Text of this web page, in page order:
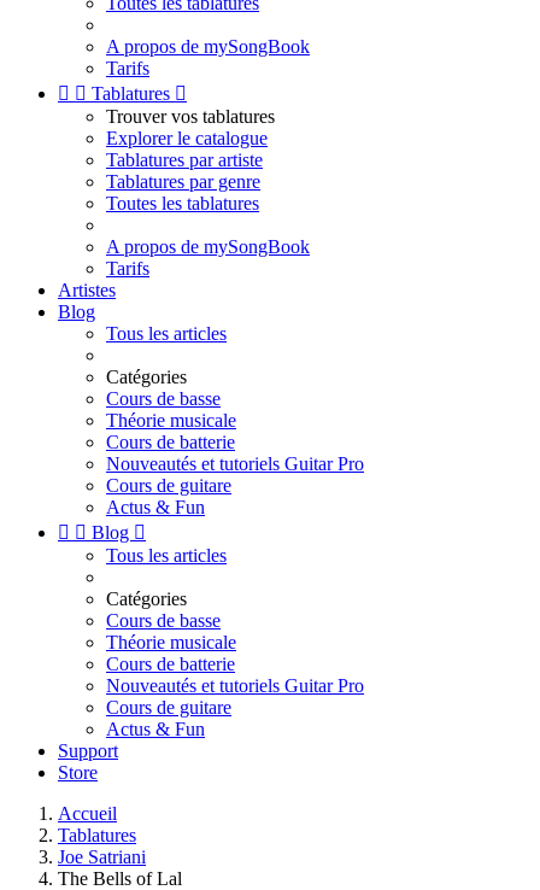
A propos de mySongBook
Tarifs
  Tablatures 
Trouver vos tablatures
Explorer le catalogue
Tablatures par artiste
Tablatures par genre
Toutes les tablatures
A propos de mySongBook
Tarifs
Artistes
Blog
Tous les articles
Catégories
Cours de basse
Théorie musicale
Cours de batterie
Nouveautés et tutoriels Guitar Pro
Cours de guitare
Actus & Fun
  Blog 
Tous les articles
Catégories
Cours de basse
Théorie musicale
Cours de batterie
Nouveautés et tutoriels Guitar Pro
Cours de guitare
Actus & Fun
Support
Store
Accueil
Tablatures
Joe Satriani
The Bells of Lal